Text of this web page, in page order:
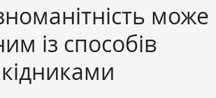
може
із способів